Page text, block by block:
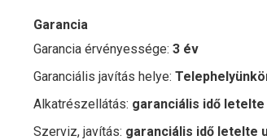
Garancia
Garancia érvényessége: 3 év
Garanciális javítás helye:
Alkatrészellátás: garanciális idő letelte
Szerviz, javítás: garanciális idő letelte